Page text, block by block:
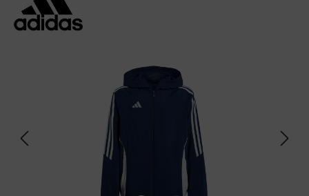
Bildergalerie überspringen